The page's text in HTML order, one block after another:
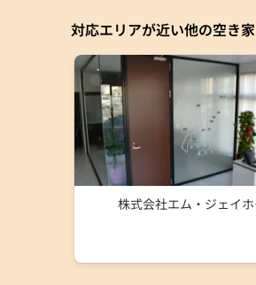
対応エリアが近い他の空き
株式会社エム・ジェイ